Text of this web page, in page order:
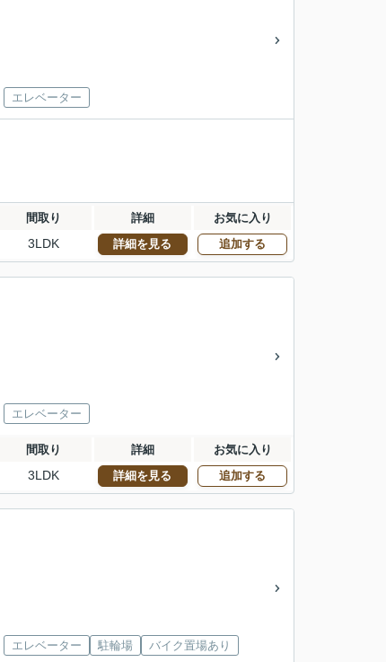
エレベーター
間取り 詳細 お気に入り
3LDK 詳細を見る 追加する
エレベーター
間取り 詳細 お気に入り
3LDK 詳細を見る 追加する
エレベーター 駐輪場 バイク置場あり